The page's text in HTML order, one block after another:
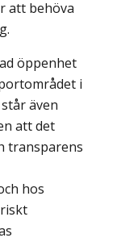
att behöva
öppenhet
i
även
att det
transparens
hos